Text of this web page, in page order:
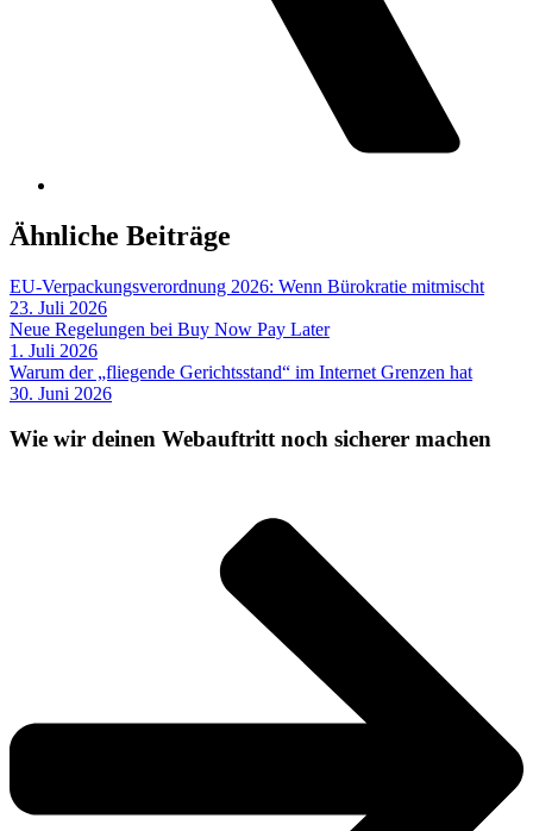
Ähnliche Beiträge
EU-Verpackungsverordnung 2026: Wenn Bürokratie mitmischt
23. Juli 2026
Neue Regelungen bei Buy Now Pay Later
1. Juli 2026
Warum der „fliegende Gerichtsstand“ im Internet Grenzen hat
30. Juni 2026
Wie wir deinen Webauftritt noch sicherer machen